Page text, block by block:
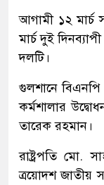
আগামী ১২
মার্চ দুই
দলটি।
গুলশানে বিএনপি
কর্মশালার
তারেক রহমান।
রাষ্ট্রপতি মো.
ত্রয়োদশ জাতীয়